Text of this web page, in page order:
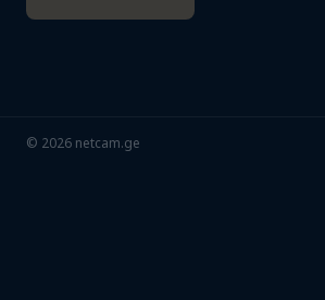
© 2026 netcam.ge